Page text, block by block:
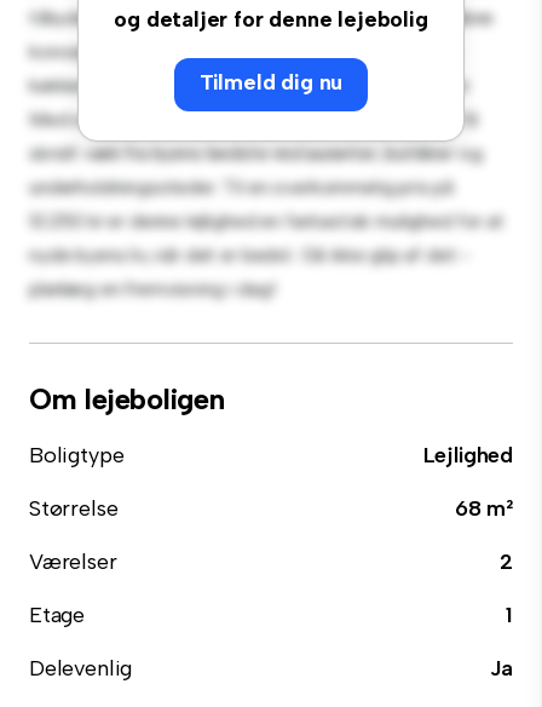
og detaljer for denne lejebolig
Tilmeld dig nu
tilbyder et stilfuldt og hyggeligt opholdsrum. Det åbne
koncept er perfekt til at underholde, og det slanke
køkken er udstyret med de bedste hårde hvidevarer.
Med sin førsteklasses beliggenhed vil du være kun få
skridt væk fra byens bedste restauranter, butikker og
underholdningssteder. Til en overkommelig pris på
13.250 kr er denne lejlighed en fantastisk mulighed for at
nyde byens liv, når det er bedst. Gå ikke glip af det -
planlæg en fremvisning i dag!
Om lejeboligen
Boligtype
Lejlighed
Størrelse
68 m²
Værelser
2
Etage
1
Delevenlig
Ja